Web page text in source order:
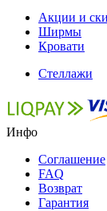
Акции и
Ширмы
Кровати
Стеллажи
Инфо
Соглашение
FAQ
Возврат
Гарантия